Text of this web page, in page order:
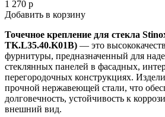
1 270 р
Добавить в корзину
Точечное крепление для стекла
TK.L35.40.K01B) — это
фурнитуры, предназначенный для
стеклянных панелей в фасадных,
перегородочных конструкциях.
прочной нержавеющей стали, что
долговечность, устойчивость к
внешний вид.